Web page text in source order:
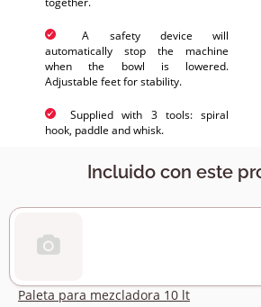
A safety device will
automatically stop the machine
when the bowl is lowered.
Adjustable feet for stability.
Supplied with 3 tools: spiral
hook, paddle and whisk.
Incluido con este
Paleta para mezcladora 10 lt